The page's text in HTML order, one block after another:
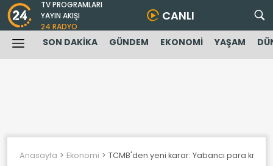
TV PROGRAMLARI
YAYIN AKIŞI
24 RADYO
CANLI
SON DAKİKA GÜNDEM EKONOMİ YAŞAM
Anasayfa Ekonomi TCMB'den yeni karar: Yabancı para